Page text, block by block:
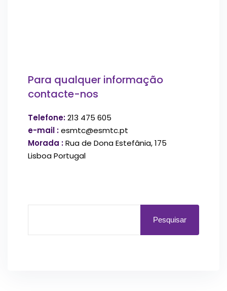
Para qualquer informação
contacte-nos
Telefone:213 475 605
e-mail :esmtc@esmtc.pt
Morada :Rua de Dona Estefânia, 175
Lisboa Portugal
Pesquisar